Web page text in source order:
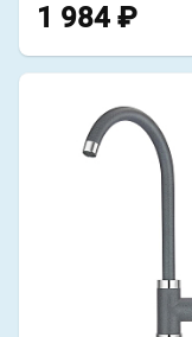
1 984 ₽